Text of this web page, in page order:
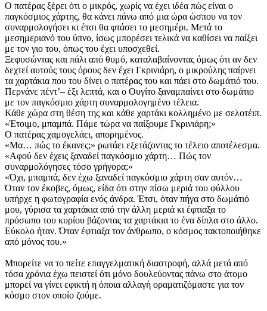
Ο πατέρας ξέρει ότι ο μικρός, χωρίς να έχει ιδέα πώς είναι ο
παγκόσμιος χάρτης, θα κάνει πάνω από μια ώρα ώσπου να τον
συναρμολογήσει κι έτσι θα φτάσει το μεσημέρι. Μετά το
μεσημεριανό του ύπνο, ίσως μπορέσει τελικά να καθίσει να παίξει
με τον γιο του, όπως του έχει υποσχεθεί.
Ξεφυσώντας και πάλι από θυμό, καταλαβαίνοντας όμως ότι αν δεν
δεχτεί αυτούς τους όρους δεν έχει Γκρινιάρη, ο μικρούλης παίρνει
τα χαρτάκια που του δίνει ο πατέρας του και πάει στο δωμάτιό του.
Περνάνε πέντ’– έξι λεπτά, και ο Ουγίτο ξαναμπαίνει στο δωμάτιο
με τον παγκόσμιο χάρτη συναρμολογημένο τέλεια.
Κάθε χώρα στη θέση της και κάθε χαρτάκι κολλημένο με σελοτέιπ.
«Έτοιμο, μπαμπά. Πάμε τώρα να παίξουμε Γκρινιάρη;»
Ο πατέρας χαμογελάει, απορημένος.
«Μα… πώς το έκανες;» ρωτάει εξετάζοντας το τέλειο αποτέλεσμα.
«Αφού δεν έχεις ξαναδεί παγκόσμιο χάρτη… Πώς τον
συναρμολόγησες τόσο γρήγορα;»
«Όχι, μπαμπά, δεν έχω ξαναδεί παγκόσμιο χάρτη σαν αυτόν…
Όταν τον έκοβες, όμως, είδα ότι στην πίσω μεριά του φύλλου
υπήρχε η φωτογραφία ενός άνδρα. Έτσι, όταν πήγα στο δωμάτιό
μου, γύρισα τα χαρτάκια από την άλλη μεριά κι έφτιαξα το
πρόσωπο του κυρίου βάζοντας τα χαρτάκια το ένα δίπλα στο άλλο.
Εύκολο ήταν. Όταν έφτιαξα τον άνθρωπο, ο κόσμος τακτοποιήθηκε
από μόνος του.»
Μπορείτε να το πείτε επαγγελματική διαστροφή, αλλά μετά από
τόσα χρόνια έχω πειστεί ότι μόνο δουλεύοντας πάνω στο άτομο
μπορεί να γίνει εφικτή η όποια αλλαγή οραματιζόμαστε για τον
κόσμο στον οποίο ζούμε.